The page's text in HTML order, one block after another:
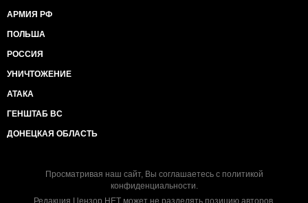
АРМИЯ РФ
ПОЛЬША
РОССИЯ
УНИЧТОЖЕНИЕ
АТАКА
ГЕНШТАБ ВС
ДОНЕЦКАЯ ОБЛАСТЬ
Просматривая наш сайт, Вы соглашаетесь с политикой
конфиденциальности.
Редакция Цензор.НЕТ может не разделять позицию авторов.